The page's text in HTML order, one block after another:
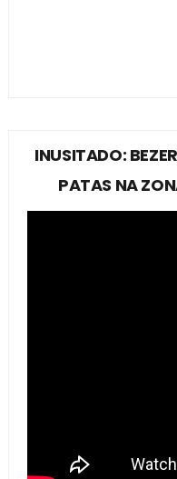
INUSITADO:
PATAS NA